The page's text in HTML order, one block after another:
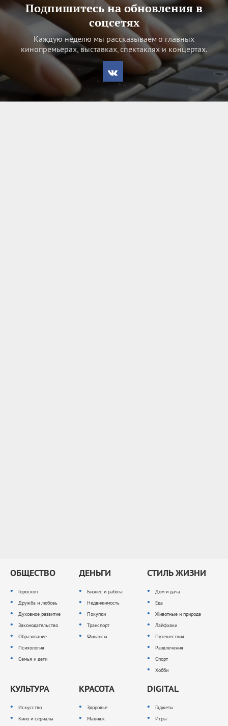
Подпишитесь на обновления в
соцсетях
Каждую неделю мы рассказываем о главных
кинопремьерах, выставках, спектаклях и концертах.
ОБЩЕСТВО
Гороскоп
Дружба и любовь
Духовное развитие
Законодательство
Образование
Психология
Семья и дети
ДЕНЬГИ
Бизнес и работа
Недвижимость
Покупки
Транспорт
Финансы
СТИЛЬ ЖИЗНИ
Дом и дача
Еда
Животные и природа
Лайфхаки
Путешествия
Развлечения
Спорт
Хобби
КУЛЬТУРА
Искусство
Кино и сериалы
КРАСОТА
Здоровье
Макияж
DIGITAL
Гаджеты
Игры